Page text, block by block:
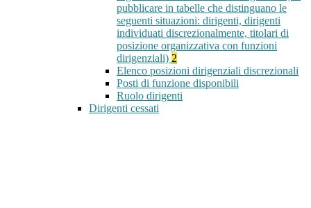
pubblicare in tabelle che distinguano le
seguenti situazioni: dirigenti, dirigenti
individuati discrezionalmente, titolari di
posizione organizzativa con funzioni
dirigenziali) 2
Elenco posizioni dirigenziali discrezionali
Posti di funzione disponibili
Ruolo dirigenti
Dirigenti cessati